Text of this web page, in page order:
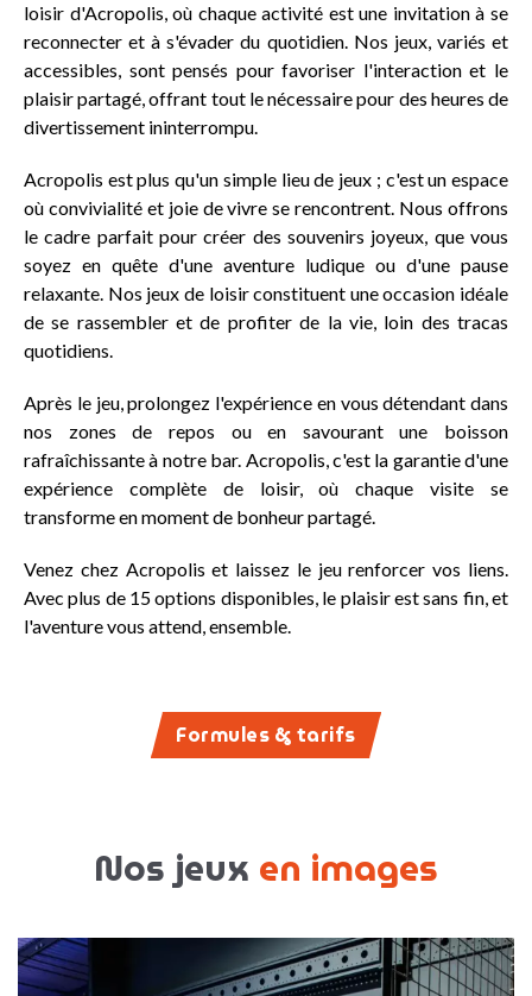
loisir d'Acropolis, où chaque activité est une invitation à se
reconnecter et à s'évader du quotidien. Nos jeux, variés et
accessibles, sont pensés pour favoriser l'interaction et le
plaisir partagé, offrant tout le nécessaire pour des heures de
divertissement ininterrompu.
Acropolis est plus qu'un simple lieu de jeux ; c'est un espace
où convivialité et joie de vivre se rencontrent. Nous offrons
le cadre parfait pour créer des souvenirs joyeux, que vous
soyez en quête d'une aventure ludique ou d'une pause
relaxante. Nos jeux de loisir constituent une occasion idéale
de se rassembler et de profiter de la vie, loin des tracas
quotidiens.
Après le jeu, prolongez l'expérience en vous détendant dans
nos zones de repos ou en savourant une boisson
rafraîchissante à notre bar. Acropolis, c'est la garantie d'une
expérience complète de loisir, où chaque visite se
transforme en moment de bonheur partagé.
Venez chez Acropolis et laissez le jeu renforcer vos liens.
Avec plus de 15 options disponibles, le plaisir est sans fin, et
l'aventure vous attend, ensemble.
Formules & tarifs
Nos jeux en images